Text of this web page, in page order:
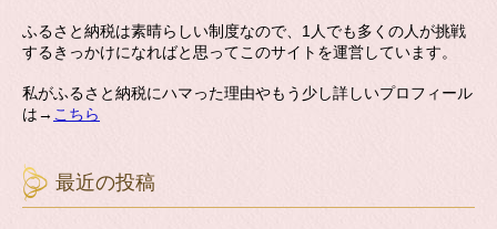
ふるさと納税は素晴らしい制度なので、1人でも多くの人が挑戦
するきっかけになればと思ってこのサイトを運営しています。
私がふるさと納税にハマった理由やもう少し詳しいプロフィール
は→ こちら
最近の投稿